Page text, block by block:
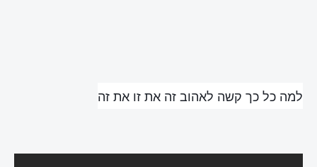
למה כל כך קשה לאהוב זה את זו את זה